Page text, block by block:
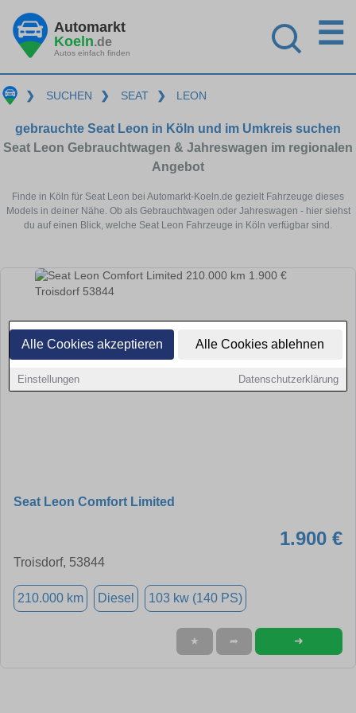
Alle Cookies akzeptieren Alle Cookies ablehnen
Einstellungen Datenschutzerklärung
Automarkt
Koeln.de
Autos einfach finden
☰
❯ SUCHEN ❯ SEAT ❯ LEON
gebrauchte Seat Leon in Köln und im Umkreis suchen
Seat Leon Gebrauchtwagen & Jahreswagen im regionalen
Angebot
Finde in Köln für Seat Leon bei Automarkt-Koeln.de gezielt Fahrzeuge dieses
Models in deiner Nähe. Ob als Gebrauchtwagen oder Jahreswagen - hier siehst
du auf einen Blick, welche Seat Leon Fahrzeuge in Köln verfügbar sind.
Seat Leon Comfort Limited
1.900 €
Troisdorf, 53844
210.000 km Diesel 103 kw (140 PS)
★ ➦ ➜